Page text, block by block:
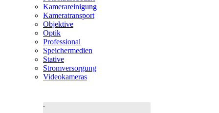
Kamerareinigung
Kameratransport
Objektive
Optik
Professional
Speichermedien
Stative
Stromversorgung
Videokameras